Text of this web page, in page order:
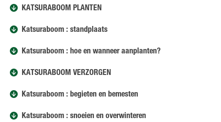
KATSURABOOM PLANTEN
Katsuraboom : standplaats
Katsuraboom : hoe en wanneer aanplanten?
KATSURABOOM VERZORGEN
Katsuraboom : begieten en bemesten
Katsuraboom : snoeien en overwinteren